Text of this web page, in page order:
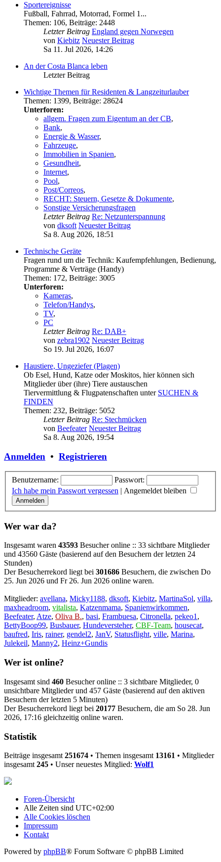
Sportereignisse
Fußball, Fahrrad, Motorrad, Formel 1...
Themen: 106, Beiträge: 2448
Letzter Beitrag England gegen Norwegen
von Kiebitz Neuester Beitrag
Sa 11. Jul 2026, 14:26
An der Costa Blanca leben
Letzter Beitrag
Wichtige Themen für Residenten & Langzeiturlauber
Themen: 1399, Beiträge: 28624
Unterforen:
allgem. Fragen zum Eigentum an der CB,
Bank,
Energie & Wasser,
Fahrzeuge,
Immobilien in Spanien,
Gesundheit,
Internet,
Pool,
Post/Correos,
RECHT: Steuern, Gesetze & Dokumente,
Sonstige Versicherungsfragen
Letzter Beitrag Re: Netzunterspannung
von dksoft Neuester Beitrag
Sa 8. Aug 2026, 18:51
Technische Geräte
Fragen rund um die Technik: Kaufempfehlungen, Bedienung,
Programme & Verträge (Handy)
Themen: 172, Beiträge: 3005
Unterforen:
Kameras,
Telefon/Handys,
TV,
PC
Letzter Beitrag Re: DAB+
von zebra1902 Neuester Beitrag
So 19. Jul 2026, 16:07
Haustiere, Ungeziefer (Plagen)
Ob Esel, Hund, Katze oder Moskitos, hier können sich
Mitglieder über (ihre) Tiere austauschen
Tiervermittlung & Flugpatenschaften unter SUCHEN &
FINDEN
Themen: 232, Beiträge: 5052
Letzter Beitrag Re: Stechmücken
von Beefeater Neuester Beitrag
Sa 8. Aug 2026, 19:54
Anmelden • Registrieren
Benutzername:
Passwort:
Ich habe mein Passwort vergessen | Angemeldet bleiben
Wer war da?
Insgesamt waren 43593 Besucher online :: 33 sichtbare Mitglieder
und 43560 Gäste (basierend auf den Besuchern der letzten 24
Stunden)
Der Besucherrekord liegt bei 301686 Besuchern, die zwischen Do
25. Jun 2026 und Fr 26. Jun 2026 online waren.
Mitglieder: avellana, Micky1188, dksoft, Kiebitz, MartinaSol, villa,
maxheadroom, vitalista, Katzenmama, Spanienwirkommen,
Beefeater, Atze, Oliva B., basi, Frambuesa, Citronella, pekeo1,
BettyBoop99, Busbauer, Hundeversteher, CBF-Team, housecat,
baufred, Iris, rainer, gendel2, JanV, Statusflight, ville, Marina,
Julekeil, Manny2, Heinz+Gundis
Wer ist online?
Insgesamt sind 460 Besucher online :: 3 sichtbare Mitglieder, 0
unsichtbare Mitglieder und 457 Gäste (basierend auf den aktiven
Besuchern der letzten 5 Minuten)
Der Besucherrekord liegt bei 20177 Besuchern, die am So 28. Jun
2026, 17:16 gleichzeitig online waren.
Statistik
Beiträge insgesamt 251674 • Themen insgesamt 13161 • Mitglieder
insgesamt 245 • Unser neuestes Mitglied: Wolf1
Foren-Übersicht
Alle Zeiten sind UTC+02:00
Alle Cookies löschen
Impressum
Kontakt
Powered by phpBB® Forum Software © phpBB Limited